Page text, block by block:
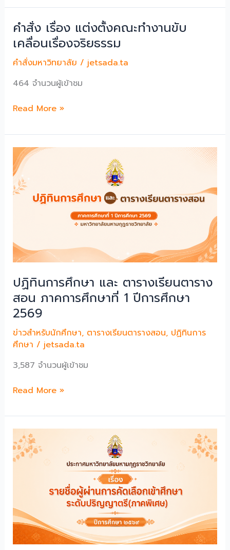
การก
อง
เลื่อน
การ
ประกาศ
ราย
ชื่อ
มี
สอบ
และ
สอบ
สัมภาษณ์
ในตํา
แหน่
ผู้
มี
สิทธิ
สอบ
สัมภาษณ์
ในตํา
แหน่
ง
วิชาชีพ
บรรจุ
แต่ง
ตั้ง
เป็น
บุคลากร
ปีงบประมาณ
พ.ศ.
๒๕๖๙
ที่
คำสั่ง เรื่อง แต่งตั้งคณะทํางานขับ
เคลื่อนเรื่องจริยธรรม
คำสั่งมหาวิทยาลัย / jetsada.ta
464 จำนวนผู้เข้าชม
คำ
เรื่อง
แต่ง
ตั้ง
คณะ
ทํา
งาน
จริยธรรม
Read More »
ปฏิทินการศึกษา และ ตารางเรียนตาราง
สอน ภาคการศึกษาที่ 1 ปีการศึกษา
2569
ข่าวสำหรับนักศึกษา, ตารางเรียนตารางสอน, ปฏิทินการ
ศึกษา / jetsada.ta
3,587 จำนวนผู้เข้าชม
ปฏิทิน
ศึกษา
และ
ตาราง
เรียน
การ
ศึกษา
ที่
1
Read More »